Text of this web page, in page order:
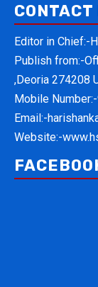
Editor in Chief:-
Publish from:-
,Deoria 274208
Mobile Number:-
Email:-
Website:-